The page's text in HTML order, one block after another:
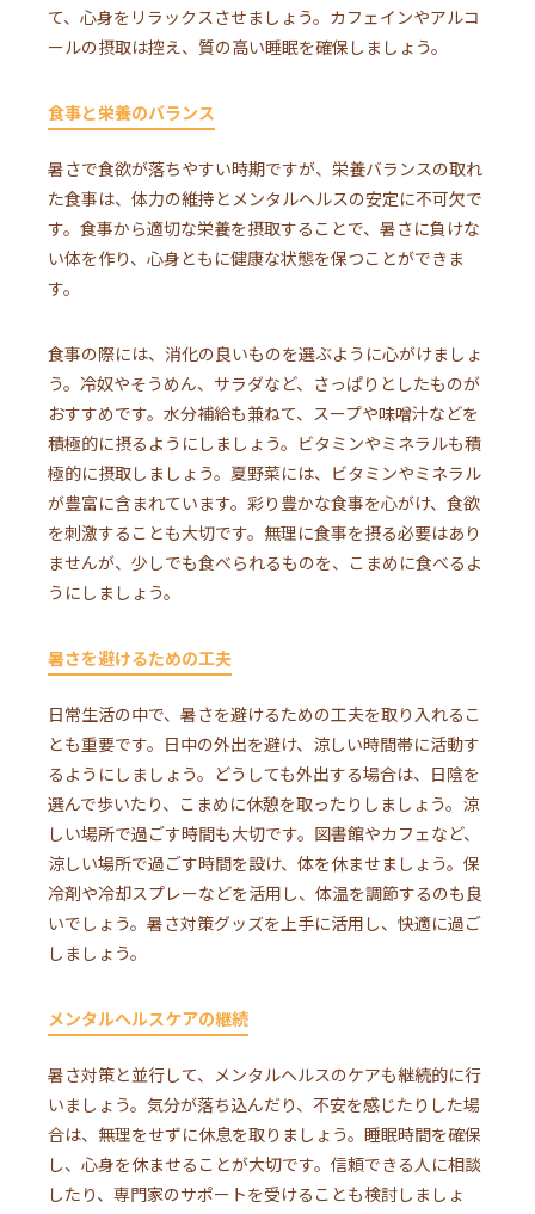
て、心身をリラックスさせましょう。カフェインやアルコ
ールの摂取は控え、質の高い睡眠を確保しましょう。
食事と栄養のバランス
暑さで食欲が落ちやすい時期ですが、栄養バランスの取れ
た食事は、体力の維持とメンタルヘルスの安定に不可欠で
す。食事から適切な栄養を摂取することで、暑さに負けな
い体を作り、心身ともに健康な状態を保つことができま
す。
食事の際には、消化の良いものを選ぶように心がけましょ
う。冷奴やそうめん、サラダなど、さっぱりとしたものが
おすすめです。水分補給も兼ねて、スープや味噌汁などを
積極的に摂るようにしましょう。ビタミンやミネラルも積
極的に摂取しましょう。夏野菜には、ビタミンやミネラル
が豊富に含まれています。彩り豊かな食事を心がけ、食欲
を刺激することも大切です。無理に食事を摂る必要はあり
ませんが、少しでも食べられるものを、こまめに食べるよ
うにしましょう。
暑さを避けるための工夫
日常生活の中で、暑さを避けるための工夫を取り入れるこ
とも重要です。日中の外出を避け、涼しい時間帯に活動す
るようにしましょう。どうしても外出する場合は、日陰を
選んで歩いたり、こまめに休憩を取ったりしましょう。涼
しい場所で過ごす時間も大切です。図書館やカフェなど、
涼しい場所で過ごす時間を設け、体を休ませましょう。保
冷剤や冷却スプレーなどを活用し、体温を調節するのも良
いでしょう。暑さ対策グッズを上手に活用し、快適に過ご
しましょう。
メンタルヘルスケアの継続
暑さ対策と並行して、メンタルヘルスのケアも継続的に行
いましょう。気分が落ち込んだり、不安を感じたりした場
合は、無理をせずに休息を取りましょう。睡眠時間を確保
し、心身を休ませることが大切です。信頼できる人に相談
したり、専門家のサポートを受けることも検討しましょ